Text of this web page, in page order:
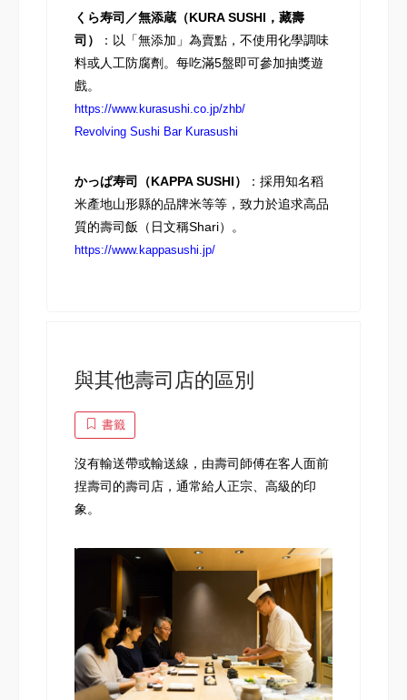
くら寿司／無添蔵（KURA SUSHI，藏壽
司）
：以「無添加」為賣點，不使用化學調味
料或人工防腐劑。每吃滿5盤即可參加抽獎遊
戲。
https://www.kurasushi.co.jp/zhb/
Revolving Sushi Bar Kurasushi
かっぱ寿司（KAPPA SUSHI）
：採用知名稻
米產地山形縣的品牌米等等，致力於追求高品
質的壽司飯（日文稱Shari）。
https://www.kappasushi.jp/
與其他壽司店的區別
書籤
沒有輸送帶或輸送線，由壽司師傅在客人面前
捏壽司的壽司店，通常給人正宗、高級的印
象。